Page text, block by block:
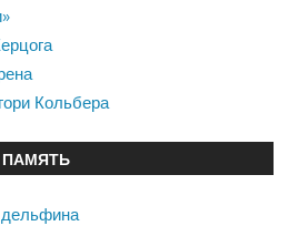
Кольбера